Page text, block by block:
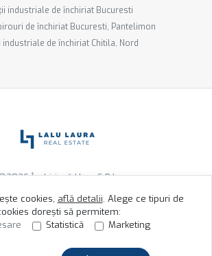
industriale de închiriat Bucuresti
de închiriat Bucuresti, Pantelimon
industriale de închiriat Chitila, Nord
2026Închiriază Ușor S.R.L.
creat în
cookies, află detalii. Alege ce tipuri de
dorești să permitem:
Statistică Marketing